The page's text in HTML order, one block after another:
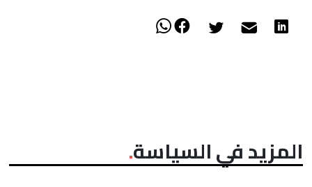
المزيد في السياسة